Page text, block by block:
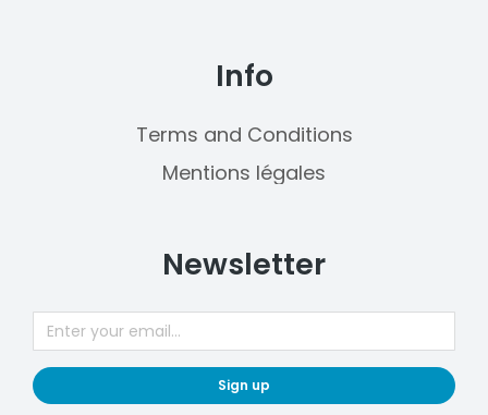
Info
Terms and Conditions
Mentions légales
Newsletter
Sign up